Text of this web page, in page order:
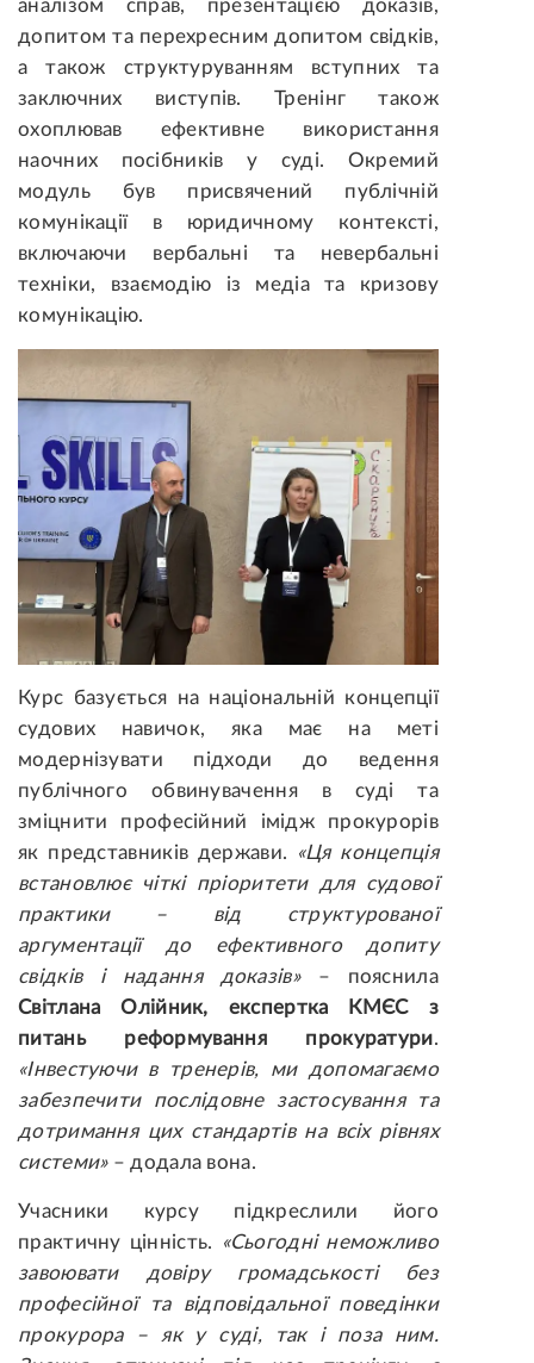
аналізом справ, презентацією доказів,
допитом та перехресним допитом свідків,
а також структуруванням вступних та
заключних виступів. Тренінг також
охоплював ефективне використання
наочних посібників у суді. Окремий
модуль був присвячений публічній
комунікації в юридичному контексті,
включаючи вербальні та невербальні
техніки, взаємодію із медіа та кризову
комунікацію.
Курс базується на національній концепції
судових навичок, яка має на меті
модернізувати підходи до ведення
публічного обвинувачення в суді та
зміцнити професійний імідж прокурорів
як представників держави.
«Ця концепція
встановлює чіткі пріоритети для судової
практики – від структурованої
аргументації до ефективного допиту
свідків і надання доказів»– пояснила
Світлана Олійник, експертка КМЄС з
питань реформування прокуратури.
«Інвестуючи в тренерів, ми допомагаємо
забезпечити послідовне застосування та
дотримання цих стандартів на всіх рівнях
системи»– додала вона.
Учасники курсу підкреслили його
практичну цінність.
«Сьогодні неможливо
завоювати довіру громадськості без
професійної та відповідальної поведінки
прокурора – як у суді, так і поза ним.